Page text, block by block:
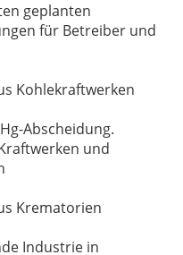
geplanten
für Betreiber und
Kohlekraftwerken
Abscheidung.
und
Krematorien
Industrie in